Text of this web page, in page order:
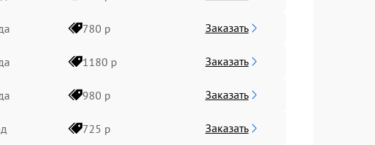
780 р Заказать
1180 р Заказать
980 р Заказать
725 р Заказать